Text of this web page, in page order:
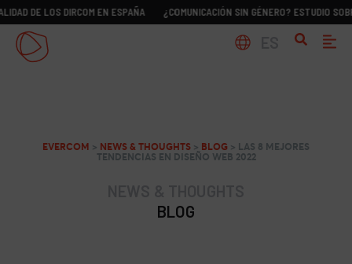
DIRCOM EN ESPAÑA ¿COMUNICACIÓN SIN GÉNERO? ESTUDIO SOBRE LA
EVERCOM > NEWS & THOUGHTS > BLOG > LAS 8 MEJORES
TENDENCIAS EN DISEÑO WEB 2022
BLOG